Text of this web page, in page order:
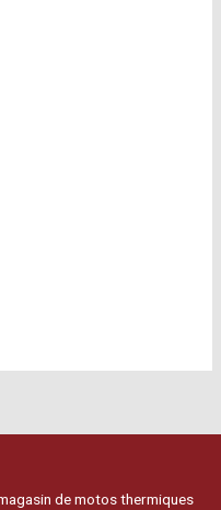
de motos thermiques